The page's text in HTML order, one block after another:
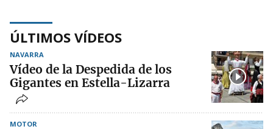
ÚLTIMOS VÍDEOS
NAVARRA
Vídeo de la Despedida de los
Gigantes en Estella-Lizarra
MOTOR